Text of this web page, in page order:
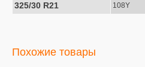
325/30 R21 108Y
Похожие товары